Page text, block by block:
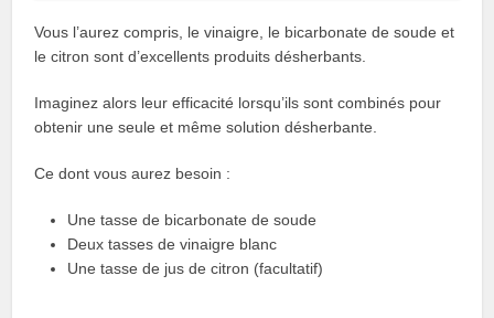
Vous l’aurez compris, le vinaigre, le bicarbonate de soude et
le citron sont d’excellents produits désherbants.
Imaginez alors leur efficacité lorsqu’ils sont combinés pour
obtenir une seule et même solution désherbante.
Ce dont vous aurez besoin :
Une tasse de bicarbonate de soude
Deux tasses de vinaigre blanc
Une tasse de jus de citron (facultatif)